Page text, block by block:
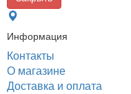
Информация
Контакты
О магазине
Доставка и оплата